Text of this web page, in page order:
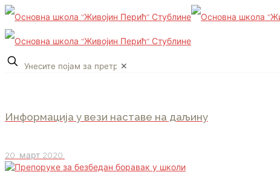
✕
Информација у вези наставе на даљину
20. март 2020.